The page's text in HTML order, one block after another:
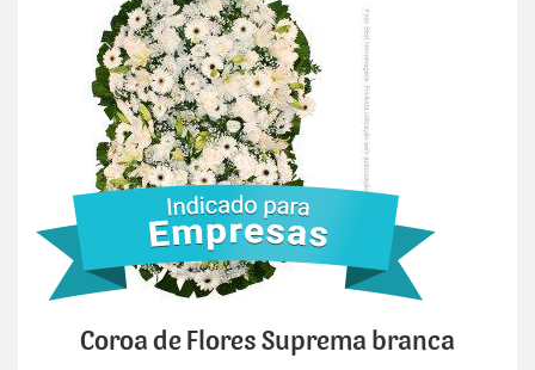
Coroa de Flores Suprema branca